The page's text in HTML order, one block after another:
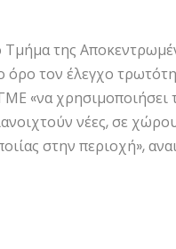
Τμήμα της
τον έλεγχο
«να χρησιμοποιήσει
νέες, σε
στην περιοχή»,